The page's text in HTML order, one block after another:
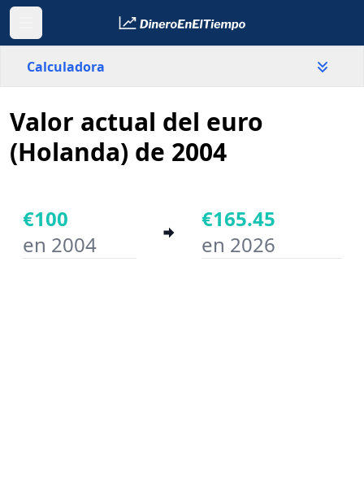
Calculadora
Holanda
País
Año inicial
Valor actual del euro
(Holanda) de 2004
€100
en 2004
€165.45
en 2026